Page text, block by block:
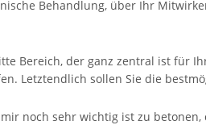
Behandlung, über Ihr
Bereich, der ganz zentral ist für
Letztendlich sollen Sie die
noch sehr wichtig ist zu